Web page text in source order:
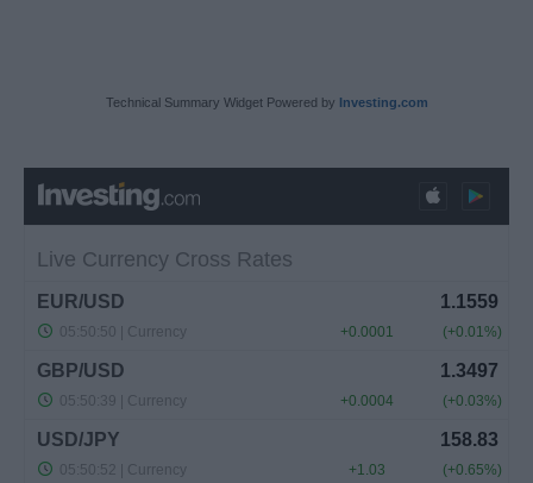
Technical Summary Widget Powered by Investing.com